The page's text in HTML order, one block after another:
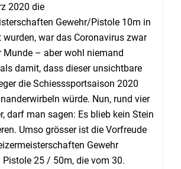
2020 die
Gewehr/Pistole 10m in
wurden, war das Coronavirus zwar
Munde – aber wohl niemand
damit, dass dieser unsichtbare
die Schiesssportsaison 2020
würde. Nun, rund vier
darf man sagen: Es blieb kein Stein
Umso grösser ist die Vorfreude
Gewehr
25 / 50m, die vom 30.